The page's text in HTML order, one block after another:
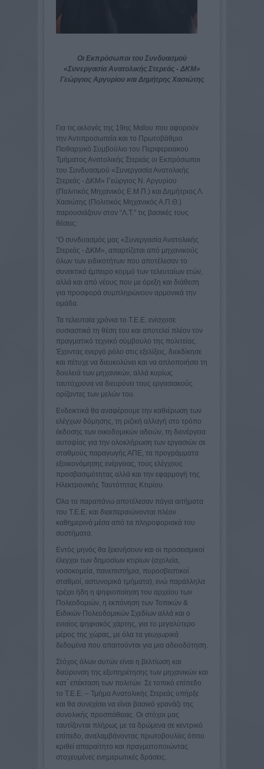
Οι Εκπρόσωποι του Συνδυασμού
«Συνεργασία Ανατολικής Στερεάς - ΔΚΜ»
Γεώργιος Αργυρίου και Δημήτρης Χασιώτης
Για τις εκλογές της 19ης Μαΐου που αφορούν
την Αντιπροσωπεία και το Πρωτοβάθμιο
Πειθαρχικό Συμβούλιο του Περιφερειακού
Τμήματος Ανατολικής Στερεάς οι Εκπρόσωποι
του Συνδυασμού «Συνεργασία Ανατολικής
Στερεάς - ΔΚΜ» Γεώργιος Ν. Αργυρίου
(Πολιτικός Μηχανικός Ε.Μ.Π.) και Δημήτριος Λ.
Χασιώτης (Πολιτικός Μηχανικός Α.Π.Θ.)
παρουσιάζουν στον “Λ.Τ.” τις βασικές τους
θέσεις:
“Ο συνδυασμός μας «Συνεργασία Ανατολικής
Στερεάς - ΔΚΜ», απαρτίζεται από μηχανικούς
όλων των ειδικοτήτων που αποτέλεσαν το
συνεκτικό έμπειρο κορμό των τελευταίων ετών,
αλλά και από νέους που με όρεξη και διάθεση
για προσφορά συμπληρώνουν αρμονικά την
ομάδα.
Τα τελευταία χρόνια το Τ.Ε.Ε. ενίσχυσε
ουσιαστικά τη θέση του και αποτελεί πλέον τον
πραγματικό τεχνικό σύμβουλο της πολιτείας.
Έχοντας ενεργό ρόλο στις εξελίξεις, διεκδίκησε
και πέτυχε να διευκολύνει και να απλοποιήσει τη
δουλειά των μηχανικών, αλλά κυρίως
ταυτόχρονα να διευρύνει τους εργασιακούς
ορίζοντες των μελών του.
Ενδεικτικά θα αναφέρουμε την καθιέρωση των
ελέγχων δόμησης, τη ριζική αλλαγή στο τρόπο
έκδοσης των οικοδομικών αδειών, τη διενέργεια
αυτοψίας για την ολοκλήρωση των εργασιών σε
σταθμούς παραγωγής ΑΠΕ, τα προγράμματα
εξοικονόμησης ενέργειας, τους ελέγχους
προσβασιμότητας αλλά και την εφαρμογή της
Ηλεκτρονικής Ταυτότητας Κτιρίου.
Όλα τα παραπάνω αποτέλεσαν πάγια αιτήματα
του Τ.Ε.Ε. και διεκπεραιώνονται πλέον
καθημερινά μέσα από τα πληροφοριακά του
συστήματα.
Εντός μηνός θα ξεκινήσουν και οι προσεισμικοί
έλεγχοι των δημοσίων κτιρίων (σχολεία,
νοσοκομεία, πανεπιστήμια, πυροσβεστικοί
σταθμοί, αστυνομικά τμήματα), ενώ παράλληλα
τρέχει ήδη η ψηφιοποίηση του αρχείου των
Πολεοδομιών, η εκπόνηση των Τοπικών &
Ειδικών Πολεοδομικών Σχεδίων αλλά και ο
ενιαίος ψηφιακός χάρτης, για το μεγαλύτερο
μέρος της χώρας, με όλα τα γεωχωρικά
δεδομένα που απαιτούνται για μια αδειοδότηση.
Στόχος όλων αυτών είναι η βελτίωση και
διεύρυνση της εξυπηρέτησης των μηχανικών και
κατ ́ επέκταση των πολιτών. Σε τοπικό επίπεδο
το Τ.Ε.Ε. – Τμήμα Ανατολικής Στερεάς υπήρξε
και θα συνεχίσει να είναι βασικό γρανάζι της
συνολικής προσπάθειας. Οι στόχοι μας
ταυτίζονται πλήρως με τα δρώμενα σε κεντρικό
επίπεδο, αναλαμβάνοντας πρωτοβουλίες όπου
κριθεί απαραίτητο και πραγματοποιώντας
στοχευμένες ενημερωτικές δράσεις.